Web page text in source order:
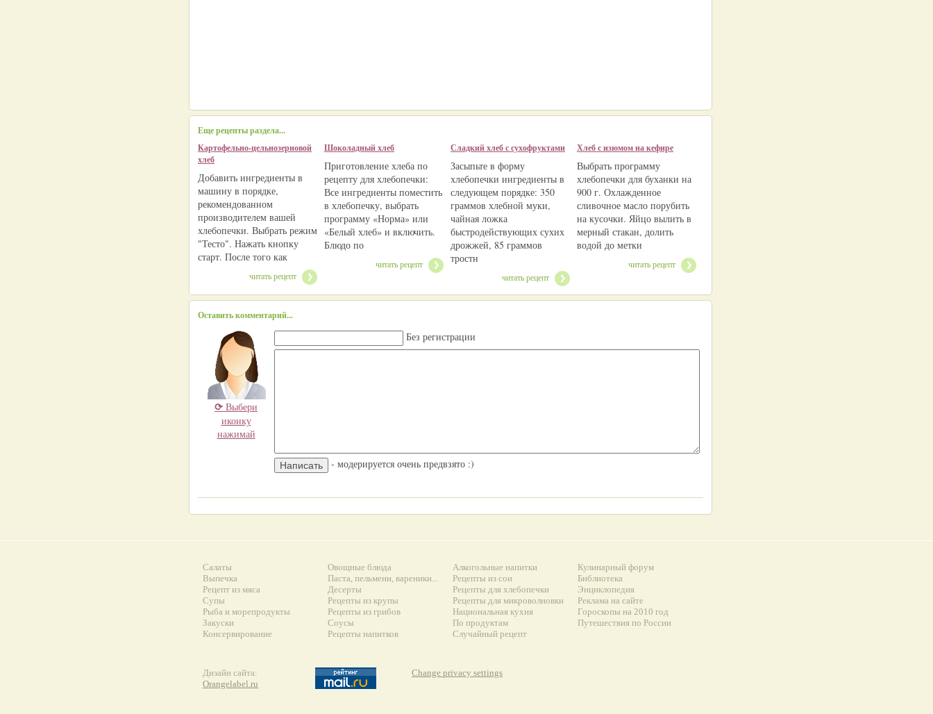
Еще рецепты раздела...
Картофельно-цельнозерновой
хлеб
Добавить ингредиенты в
машину в порядке,
рекомендованном
производителем вашей
хлебопечки. Выбрать режим
"Тесто". Нажать кнопку
старт. После того как
читать рецепт
Шоколадный хлеб
Приготовление хлеба по
рецепту для хлебопечки:
Все ингредиенты поместить
в хлебопечку, выбрать
программу «Норма» или
«Белый хлеб» и включить.
Блюдо по
читать рецепт
Сладкий хлеб с сухофруктами
Засыпьте в форму
хлебопечки ингредиенты в
следующем порядке: 350
граммов хлебной муки,
чайная ложка
быстродействующих сухих
дрожжей, 85 граммов
тростн
читать рецепт
Хлеб с изюмом на кефире
Выбрать программу
хлебопечки для буханки на
900 г. Охлажденное
сливочное масло порубить
на кусочки. Яйцо вылить в
мерный стакан, долить
водой до метки
читать рецепт
Оставить комментарий...
⟳ Выбери
иконку
нажимай
Без регистрации
- модерируется очень предвзято :)
Салаты
Выпечка
Рецепт из мяса
Супы
Рыба и морепродукты
Закуски
Консервирование
Овощные блюда
Паста, пельмени, вареники...
Десерты
Рецепты из крупы
Рецепты из грибов
Соусы
Рецепты напитков
Алкогольные напитки
Рецепты из сои
Рецепты для хлебопечки
Рецепты для микроволновки
Национальная кухня
По продуктам
Случайный рецепт
Кулинарный форум
Библиотека
Энциклопедия
Реклама на сайте
Гороскопы на 2010 год
Путешествия по России
Дизайн сайта:
Orangelabel.ru
Change privacy settings